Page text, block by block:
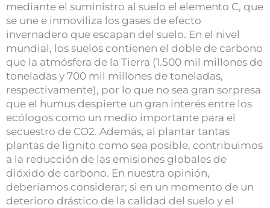
mediante el suministro al suelo el elemento C, que
se une e inmoviliza los gases de efecto
invernadero que escapan del suelo. En el nivel
mundial, los suelos contienen el doble de carbono
que la atmósfera de la Tierra (1.500 mil millones de
toneladas y 700 mil millones de toneladas,
respectivamente), por lo que no sea gran sorpresa
que el humus despierte un gran interés entre los
ecólogos como un medio importante para el
secuestro de CO2. Además, al plantar tantas
plantas de lignito como sea posible, contribuimos
a la reducción de las emisiones globales de
dióxido de carbono. En nuestra opinión,
deberíamos considerar; si en un momento de un
deterioro drástico de la calidad del suelo y el